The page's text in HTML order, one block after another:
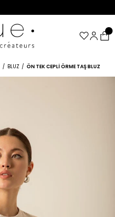
BLUZ ÖN TEK CEPLI ÖRME TAŞ BLUZ